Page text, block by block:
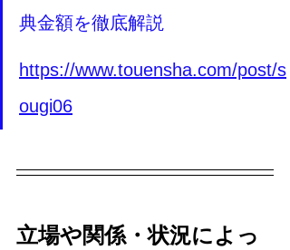
典金額を徹底解説
https://www.touensha.com/post/s
ougi06
立場や関係・状況によっ